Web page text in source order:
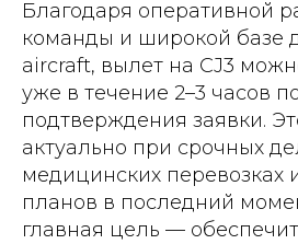
Благодаря оперативной
команды и широкой базе
aircraft, вылет на CJ3
уже в течение 2–3 часов
подтверждения заявки.
актуально при срочных
медицинских перевозках
планов в последний
главная цель —